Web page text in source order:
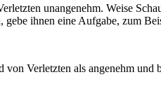
unangenehm. Weise
gebe ihnen eine Aufgabe, zum
Verletzten als angenehm